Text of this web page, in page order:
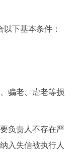
下基本条件：
骗老、虐老等损
负责人不存在严
入失信被执行人